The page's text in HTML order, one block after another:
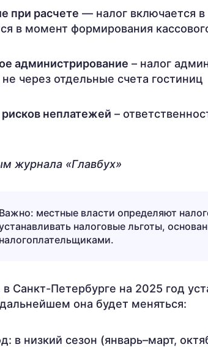
при расчете — налог включается
в момент формирования
администрирование – налог
через отдельные счета гостиниц
неплатежей –
журнала «Главбух»
Важно: местные власти определяют
налоговые льготы,
налогоплательщиками.
Санкт-Петербурге на 2025 год
она будет меняться:
в низкий сезон (январь–март,